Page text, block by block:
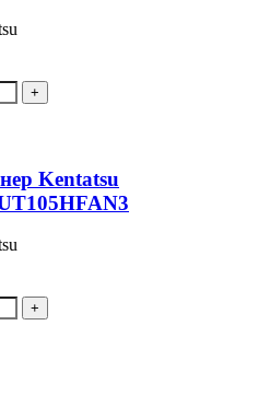
Kentatsu